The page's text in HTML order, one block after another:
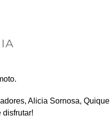
Alicia Sornosa, Quique
disfrutar!